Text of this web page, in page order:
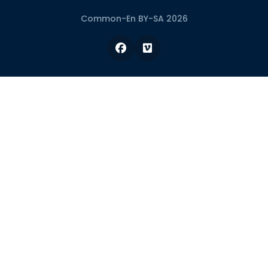
Common-En BY-SA 2026
Facebook
Vimeo